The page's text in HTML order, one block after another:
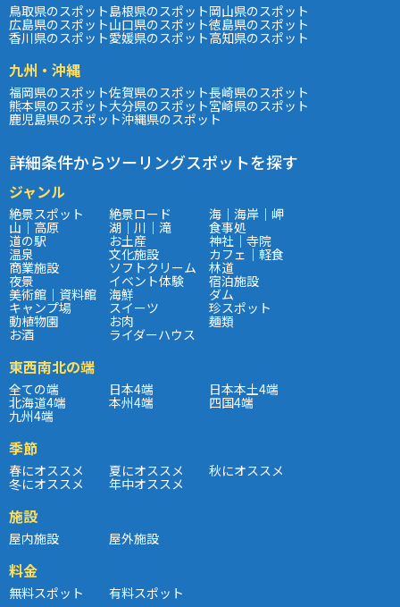
鳥取県のスポット島根県のスポット岡山県のスポット
広島県のスポット山口県のスポット徳島県のスポット
香川県のスポット愛媛県のスポット高知県のスポット
九州・沖縄
福岡県のスポット佐賀県のスポット長崎県のスポット
熊本県のスポット大分県のスポット宮崎県のスポット
鹿児島県のスポット沖縄県のスポット
詳細条件からツーリングスポットを探す
ジャンル
絶景スポット 絶景ロード 海｜海岸｜岬
山｜高原 湖｜川｜滝 食事処
道の駅 お土産 神社｜寺院
温泉 文化施設 カフェ｜軽食
商業施設 ソフトクリーム 林道
夜景 イベント体験 宿泊施設
美術館｜資料館 海鮮 ダム
キャンプ場 スイーツ 珍スポット
動植物園 お肉 麺類
お酒 ライダーハウス
東西南北の端
全ての端 日本4端 日本本土4端
北海道4端 本州4端 四国4端
九州4端
季節
春にオススメ 夏にオススメ 秋にオススメ
冬にオススメ 年中オススメ
施設
屋内施設 屋外施設
料金
無料スポット 有料スポット